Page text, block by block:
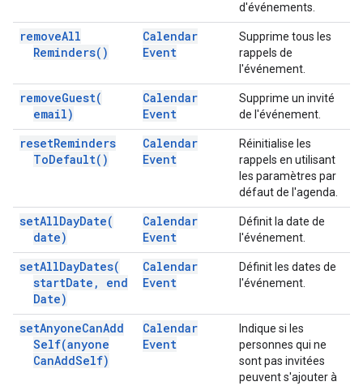
d'événements.
removeAll
Reminders( )
Calendar
Event
Supprime tous les
rappels de
l'événement.
removeGuest(
email)
Calendar
Event
Supprime un invité
de l'événement.
resetReminders
ToDefault( )
Calendar
Event
Réinitialise les
rappels en utilisant
les paramètres par
défaut de l'agenda.
setAllDayDate(
date)
Calendar
Event
Définit la date de
l'événement.
setAllDayDates(
startDate ,
end
Date)
Calendar
Event
Définit les dates de
l'événement.
setAnyoneCanAdd
Self(anyone
CanAddSelf)
Calendar
Event
Indique si les
personnes qui ne
sont pas invitées
peuvent s'ajouter à